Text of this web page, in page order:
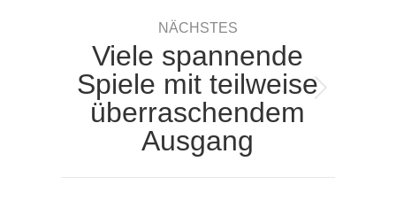
NÄCHSTES
Nächster
Beitrag:
Viele spannende
Spiele mit teilweise
überraschendem
Ausgang